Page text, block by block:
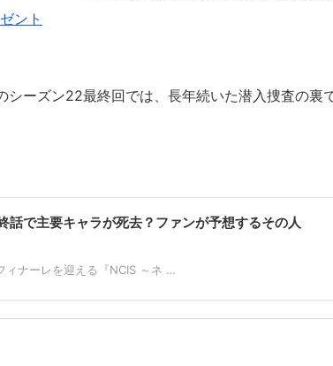
シーズン22最終回では、長年続いた潜入捜査の裏
話で主要キャラが死去？ファンが予想するその人
ィナーレを迎える『NCIS ～ネ …